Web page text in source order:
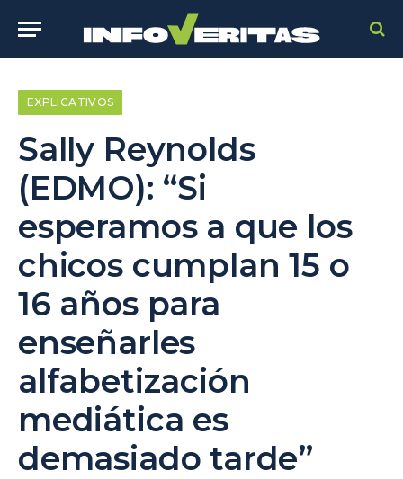
EXPLICATIVOS
Sally Reynolds
(EDMO): “Si
esperamos a que los
chicos cumplan 15 o
16 años para
enseñarles
alfabetización
mediática es
demasiado tarde”